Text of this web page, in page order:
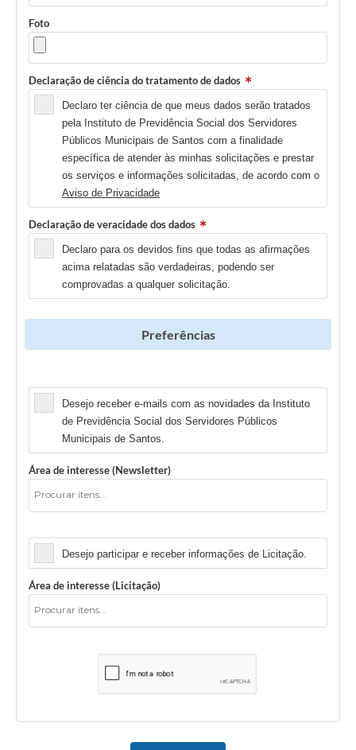
Foto
Declaração de ciência do tratamento de dados
Declaro ter ciência de que meus dados serão tratados
pela Instituto de Previdência Social dos Servidores
Públicos Municipais de Santos com a finalidade
específica de atender às minhas solicitações e prestar
os serviços e informações solicitadas, de acordo com o
Aviso de Privacidade
Declaração de veracidade dos dados
Declaro para os devidos fins que todas as afirmações
acima relatadas são verdadeiras, podendo ser
comprovadas a qualquer solicitação.
Preferências
Desejo receber e-mails com as novidades da Instituto
de Previdência Social dos Servidores Públicos
Municipais de Santos.
Área de interesse (Newsletter)
Desejo participar e receber informações de Licitação.
Área de interesse (Licitação)